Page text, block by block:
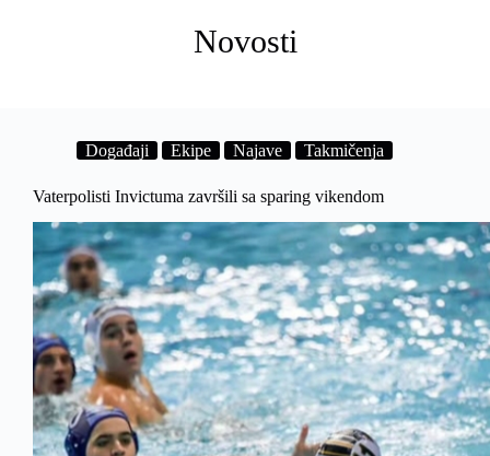
Novosti
Događaji Ekipe Najave Takmičenja
Vaterpolisti Invictuma završili sa sparing vikendom